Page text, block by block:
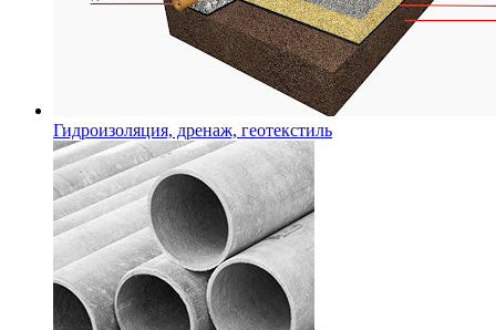
Гидроизоляция, дренаж, геотекстиль